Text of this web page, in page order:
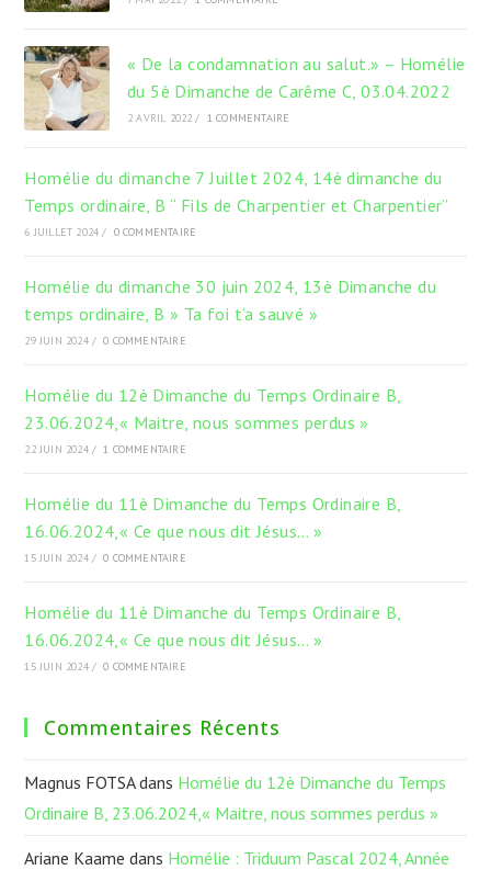
« De la condamnation au salut.» – Homélie
du 5è Dimanche de Carême C, 03.04.2022
2 AVRIL 2022 / 1 COMMENTAIRE
Homélie du dimanche 7 Juillet 2024, 14è dimanche du
Temps ordinaire, B “ Fils de Charpentier et Charpentier”
6 JUILLET 2024 / 0 COMMENTAIRE
Homélie du dimanche 30 juin 2024, 13è Dimanche du
temps ordinaire, B » Ta foi t’a sauvé »
29 JUIN 2024 / 0 COMMENTAIRE
Homélie du 12è Dimanche du Temps Ordinaire B,
23.06.2024,« Maitre, nous sommes perdus »
22 JUIN 2024 / 1 COMMENTAIRE
Homélie du 11è Dimanche du Temps Ordinaire B,
16.06.2024,« Ce que nous dit Jésus… »
15 JUIN 2024 / 0 COMMENTAIRE
Homélie du 11è Dimanche du Temps Ordinaire B,
16.06.2024,« Ce que nous dit Jésus… »
15 JUIN 2024 / 0 COMMENTAIRE
Commentaires Récents
Magnus FOTSAdans Homélie du 12è Dimanche du Temps
Ordinaire B, 23.06.2024,« Maitre, nous sommes perdus »
Ariane Kaame dans Homélie : Triduum Pascal 2024, Année